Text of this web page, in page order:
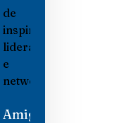
Amigas